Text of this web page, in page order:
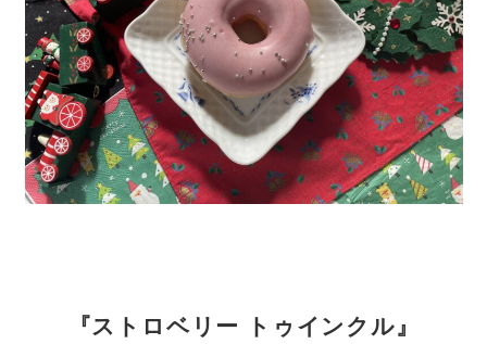
『ストロベリー トゥインクル』